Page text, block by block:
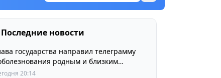
Последние новости
государства направил телеграмму
родным и близким
кинорежиссера Ардака
20:14